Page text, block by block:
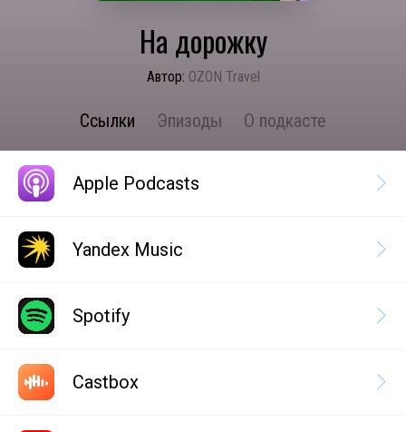
На дорожку
Автор: OZON Travel
Ссылки Эпизоды О подкасте
Apple Podcasts
Yandex Music
Spotify
Castbox